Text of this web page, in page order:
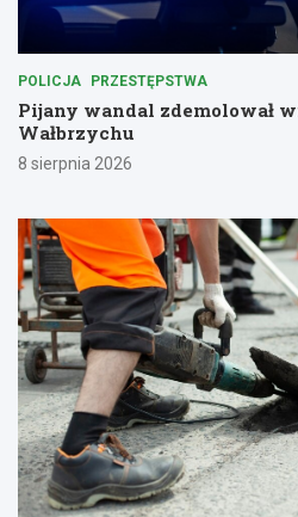
POLICJA PRZESTĘPSTWA
Pijany wandal zdemolował
Wałbrzychu
8 sierpnia 2026